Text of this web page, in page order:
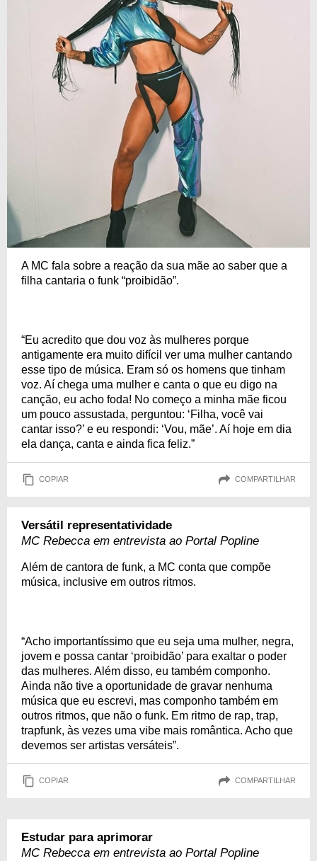
A MC fala sobre a reação da sua mãe ao saber que a
filha cantaria o funk “proibidão”.
“Eu acredito que dou voz às mulheres porque
antigamente era muito difícil ver uma mulher cantando
esse tipo de música. Eram só os homens que tinham
voz. Aí chega uma mulher e canta o que eu digo na
canção, eu acho foda! No começo a minha mãe ficou
um pouco assustada, perguntou: ‘Filha, você vai
cantar isso?’ e eu respondi: ‘Vou, mãe’. Aí hoje em dia
ela dança, canta e ainda fica feliz.”
COPIAR COMPARTILHAR
Versátil representatividade
MC Rebecca em entrevista ao Portal Popline
Além de cantora de funk, a MC conta que compõe
música, inclusive em outros ritmos.
“Acho importantíssimo que eu seja uma mulher, negra,
jovem e possa cantar ‘proibidão’ para exaltar o poder
das mulheres. Além disso, eu também componho.
Ainda não tive a oportunidade de gravar nenhuma
música que eu escrevi, mas componho também em
outros ritmos, que não o funk. Em ritmo de rap, trap,
trapfunk, às vezes uma vibe mais romântica. Acho que
devemos ser artistas versáteis”.
COPIAR COMPARTILHAR
Estudar para aprimorar
MC Rebecca em entrevista ao Portal Popline